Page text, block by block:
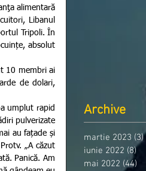
alimentară
Libanul
Tripoli. În
absolut
de dolari,
pulverizate
au fațade și
„A căzut
Panică. Am
Archive
martie 2023 (3)
iunie 2022 (8)8
mai 2022 (44)